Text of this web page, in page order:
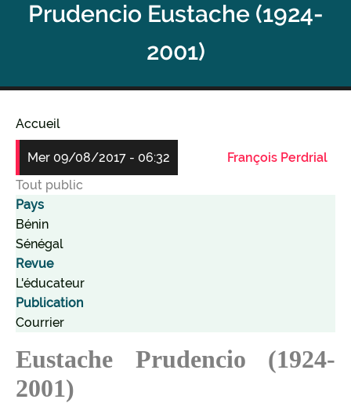
Prudencio Eustache (1924-
2001)
Fil
d'Ariane
Accueil
Mer 09/08/2017 - 06:32
François Perdrial
Tout public
Pays
Bénin
Sénégal
Revue
L'éducateur
Publication
Courrier
Eustache Prudencio (1924-
2001)